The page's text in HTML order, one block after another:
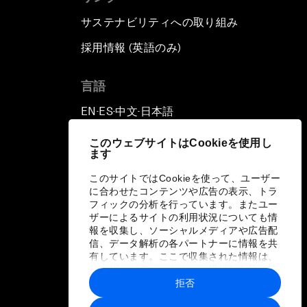
このウェブサイトはCookieを使用し
ます
このサイトではCookieを使って、ユーザー
に合わせたコンテンツや広告の表示、トラ
フィックの分析を行っています。またユー
ザーによるサイトの利用状況についても情
報を収集し、ソーシャルメディアや広告配
信、データ解析の各パートナーに情報を共
有しています。ここで収集された情報は、
ユーザーが各パートナーに提供した他の情
報や各パートナーのサービスを使用した際
に収集された情報と組み合わされ、各パー
拒否
サステナビリティへの取り組み
採用情報 (英語のみ)
言語
EN ▪ ES▪中文▪ 日本語